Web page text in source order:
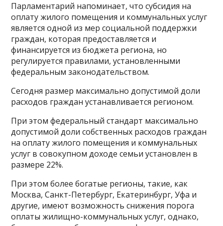
Парламентарий напоминает, что субсидия на
оплату жилого помещения и коммунальных услуг
является одной из мер социальной поддержки
граждан, которая предоставляется и
финансируется из бюджета региона, но
регулируется правилами, установленными
федеральным законодательством.
Сегодня размер максимально допустимой доли
расходов граждан устанавливается регионом.
При этом федеральный стандарт максимально
допустимой доли собственных расходов граждан
на оплату жилого помещения и коммунальных
услуг в совокупном доходе семьи установлен в
размере 22%.
При этом более богатые регионы, такие, как
Москва, Санкт-Петербург, Екатеринбург, Уфа и
другие, имеют возможность снижения порога
оплаты жилищно-коммунальных услуг, однако,